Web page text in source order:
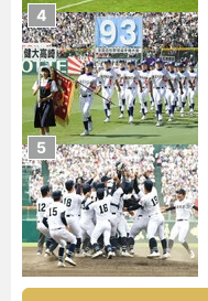
4
5